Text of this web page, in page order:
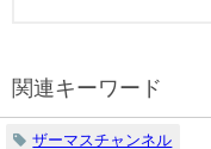
関連キーワード
ザーマスチャンネル